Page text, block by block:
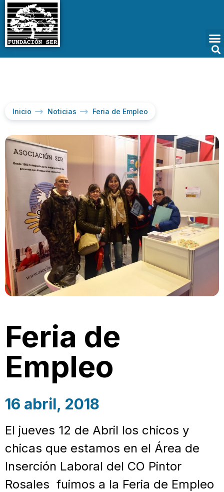
Inicio Noticias Feria de Empleo
Feria de
Empleo
16 abril, 2018
El jueves 12 de Abril los chicos y
chicas que estamos en el Área de
Inserción Laboral del CO Pintor
Rosales fuimos a la Feria de Empleo